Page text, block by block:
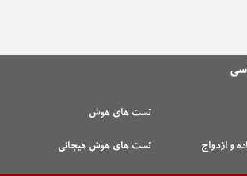
تست های هوش
و ازدواج
تست های هوش هیجانی